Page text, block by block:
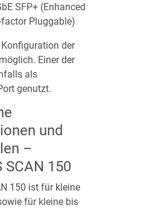
SFP+ (Enhanced
Pluggable)
der
Einer der
als
genutzt.
und
–
SCAN 150
150 ist für kleine
für kleine bis